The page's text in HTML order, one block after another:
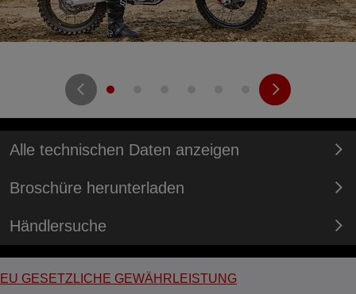
Alle technischen Daten anzeigen
Broschüre herunterladen
Händlersuche
EU GESETZLICHE GEWÄHRLEISTUNG